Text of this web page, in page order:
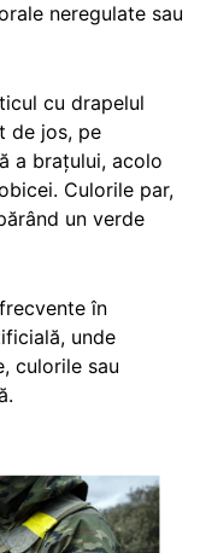
neregulate sau
cu drapelul
de jos, pe
a brațului, acolo
Culorile par,
un verde
în
unde
culorile sau